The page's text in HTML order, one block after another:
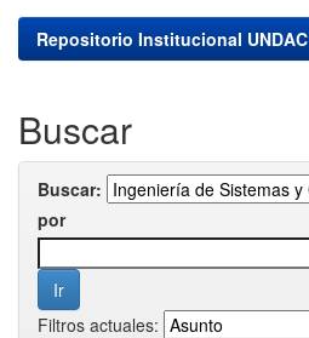
Repositorio Institucional UNDAC
Buscar
Buscar:
por
Filtros actuales: